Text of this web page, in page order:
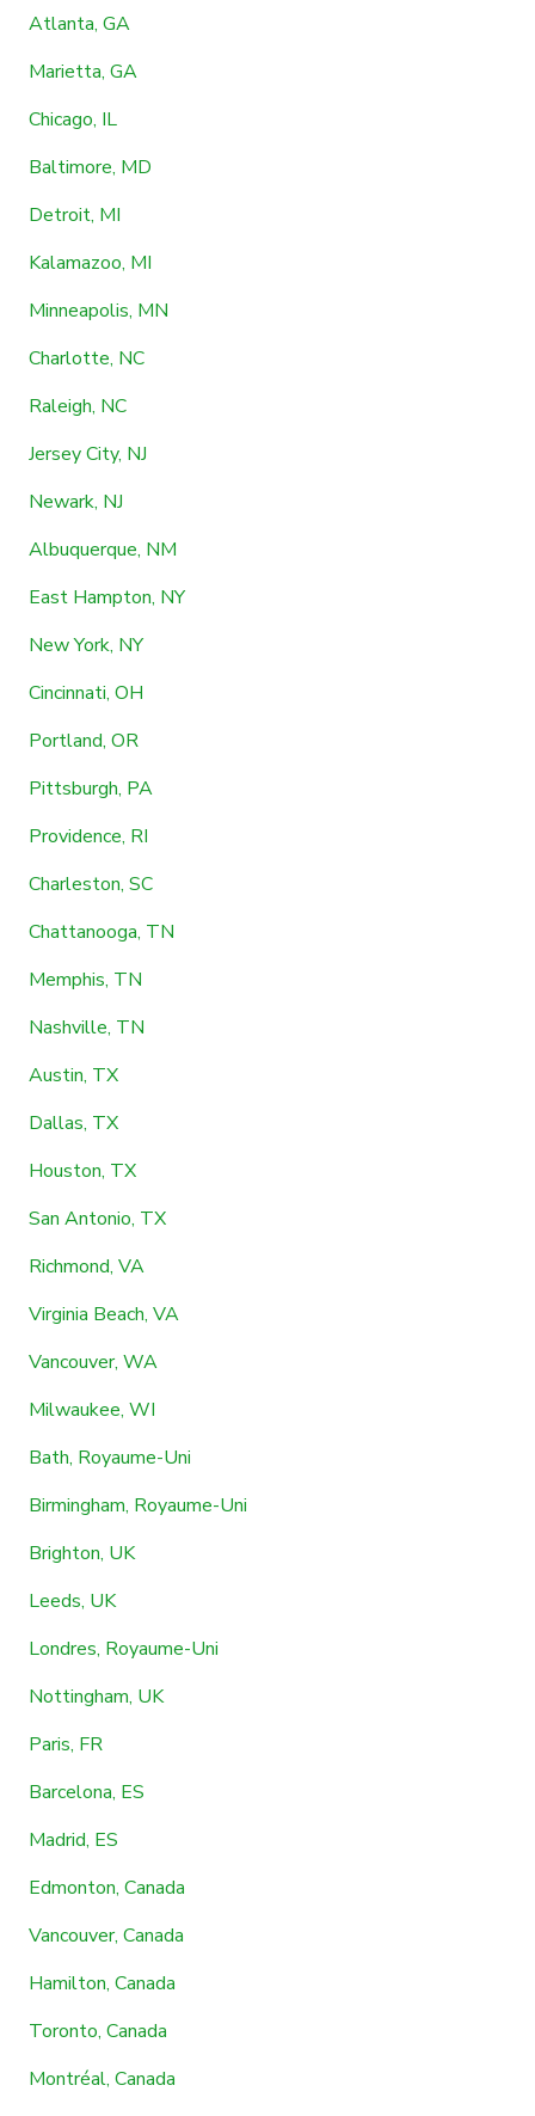
Atlanta, GA
Marietta, GA
Chicago, IL
Baltimore, MD
Detroit, MI
Kalamazoo, MI
Minneapolis, MN
Charlotte, NC
Raleigh, NC
Jersey City, NJ
Newark, NJ
Albuquerque, NM
East Hampton, NY
New York, NY
Cincinnati, OH
Portland, OR
Pittsburgh, PA
Providence, RI
Charleston, SC
Chattanooga, TN
Memphis, TN
Nashville, TN
Austin, TX
Dallas, TX
Houston, TX
San Antonio, TX
Richmond, VA
Virginia Beach, VA
Vancouver, WA
Milwaukee, WI
Bath, Royaume-Uni
Birmingham, Royaume-Uni
Brighton, UK
Leeds, UK
Londres, Royaume-Uni
Nottingham, UK
Paris, FR
Barcelona, ES
Madrid, ES
Edmonton, Canada
Vancouver, Canada
Hamilton, Canada
Toronto, Canada
Montréal, Canada